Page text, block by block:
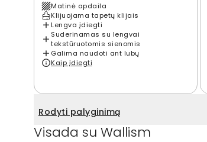
Matinė apdaila
Klijuojama tapetų klijais
Lengva įdiegti
Suderinamas su lengvai
tekstūruotomis sienomis
Galima naudoti ant lubų
Kaip įdiegti
Rodyti palyginimą
Visada su Wallism